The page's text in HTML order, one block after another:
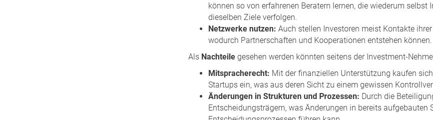
können so von erfahrenen Beratern lernen, die wiederum
dieselben Ziele verfolgen.
Netzwerke nutzen: Auch stellen Investoren meist Kontakte
wodurch Partnerschaften und Kooperationen entstehen können.
Als Nachteile gesehen werden könnten seitens der Investment-
Mitspracherecht: Mit der finanziellen Unterstützung kaufen
Startups ein, was aus deren Sicht zu einem gewissen
Änderungen in Strukturen und Prozessen: Durch die
Entscheidungsträgern, was Änderungen in bereits